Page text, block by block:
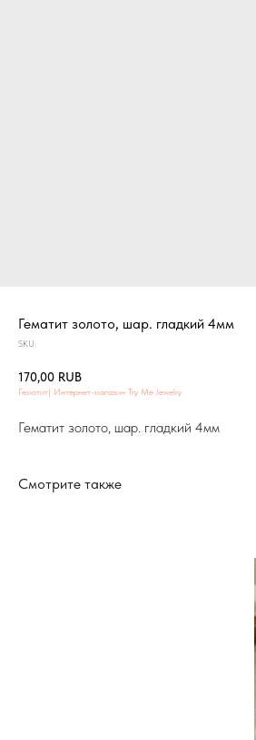
Гематит золото, шар. гладкий 4мм
SKU:
170,00 RUB
Гемотит| Интернет-магазин Try Me Jewelry
Гематит золото, шар. гладкий 4мм
Смотрите также